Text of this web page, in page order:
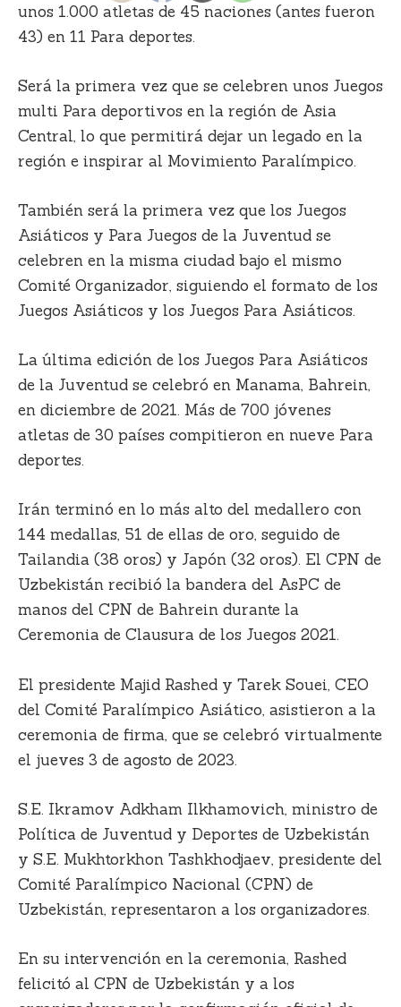
unos 1.000 atletas de 45 naciones (antes fueron
43) en 11 Para deportes.
Será la primera vez que se celebren unos Juegos
multi Para deportivos en la región de Asia
Central, lo que permitirá dejar un legado en la
región e inspirar al Movimiento Paralímpico.
También será la primera vez que los Juegos
Asiáticos y Para Juegos de la Juventud se
celebren en la misma ciudad bajo el mismo
Comité Organizador, siguiendo el formato de los
Juegos Asiáticos y los Juegos Para Asiáticos.
La última edición de los Juegos Para Asiáticos
de la Juventud se celebró en Manama, Bahrein,
en diciembre de 2021. Más de 700 jóvenes
atletas de 30 países compitieron en nueve Para
deportes.
Irán terminó en lo más alto del medallero con
144 medallas, 51 de ellas de oro, seguido de
Tailandia (38 oros) y Japón (32 oros). El CPN de
Uzbekistán recibió la bandera del AsPC de
manos del CPN de Bahrein durante la
Ceremonia de Clausura de los Juegos 2021.
El presidente Majid Rashed y Tarek Souei, CEO
del Comité Paralímpico Asiático, asistieron a la
ceremonia de firma, que se celebró virtualmente
el jueves 3 de agosto de 2023.
S.E. Ikramov Adkham Ilkhamovich, ministro de
Política de Juventud y Deportes de Uzbekistán
y S.E. Mukhtorkhon Tashkhodjaev, presidente del
Comité Paralímpico Nacional (CPN) de
Uzbekistán, representaron a los organizadores.
En su intervención en la ceremonia, Rashed
felicitó al CPN de Uzbekistán y a los